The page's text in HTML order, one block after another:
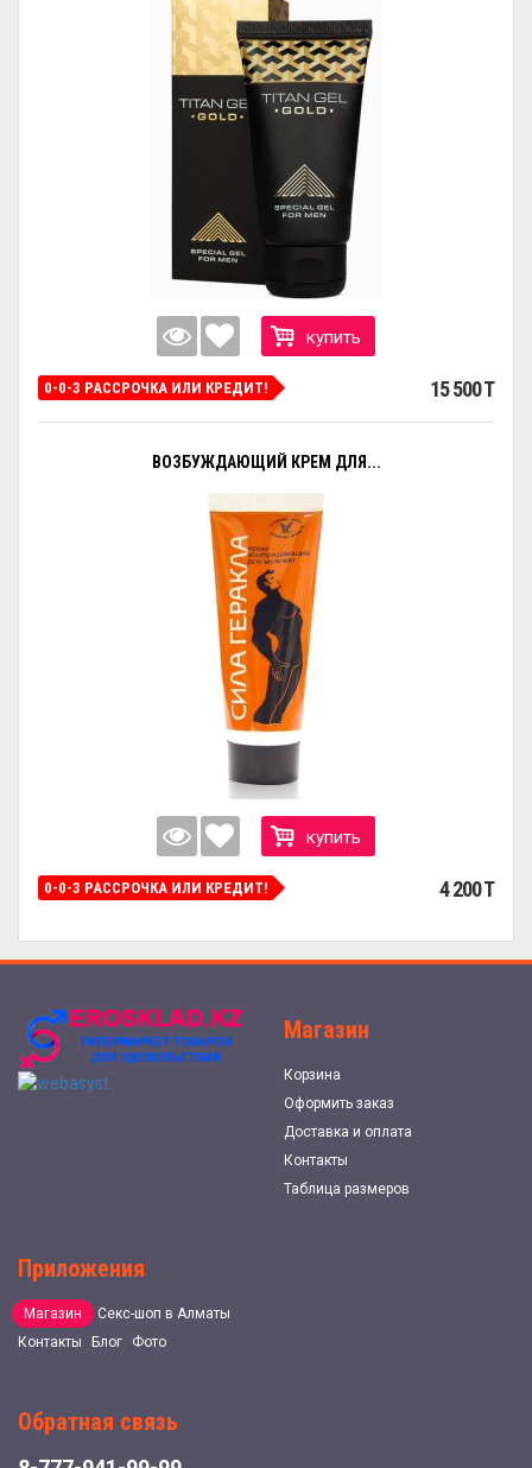
купить
0-0-3 РАССРОЧКА ИЛИ КРЕДИТ! 15 500 T
ВОЗБУЖДАЮЩИЙ КРЕМ ДЛЯ...
купить
0-0-3 РАССРОЧКА ИЛИ КРЕДИТ! 4 200 T
Магазин
Корзина
Оформить заказ
Доставка и оплата
Контакты
Таблица размеров
Приложения
Магазин
Секс-шоп в Алматы
Контакты
Блог Фото
Обратная связь